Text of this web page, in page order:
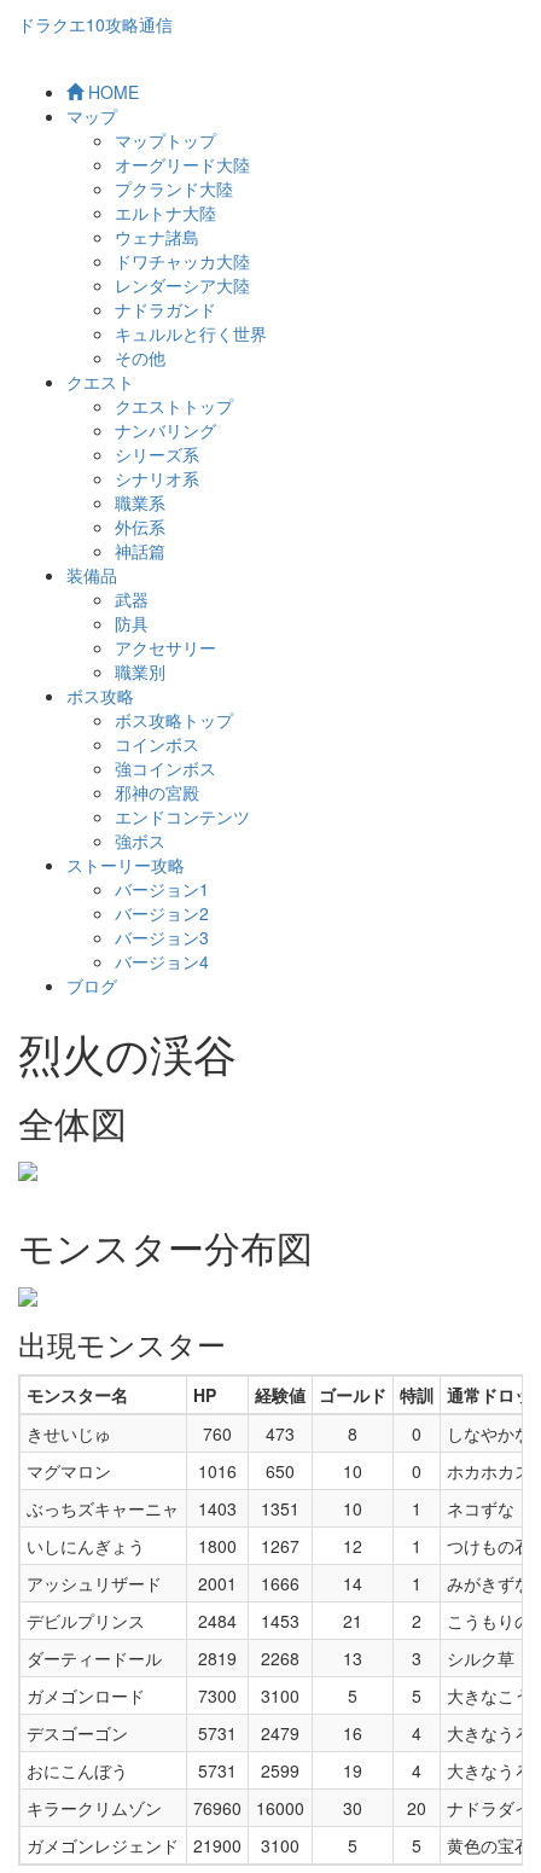
ドラクエ10攻略通信
HOME
マップ
マップトップ
オーグリード大陸
プクランド大陸
エルトナ大陸
ウェナ諸島
ドワチャッカ大陸
レンダーシア大陸
ナドラガンド
キュルルと行く世界
その他
クエスト
クエストトップ
ナンバリング
シリーズ系
シナリオ系
職業系
外伝系
神話篇
装備品
武器
防具
アクセサリー
職業別
ボス攻略
ボス攻略トップ
コインボス
強コインボス
邪神の宮殿
エンドコンテンツ
強ボス
ストーリー攻略
バージョン1
バージョン2
バージョン3
バージョン4
ブログ
烈火の渓谷
全体図
モンスター分布図
出現モンスター
モンスター名 HP 経験値 ゴールド 特訓 通常ドロッ
きせいじゅ
760 473 8 0
しなやかな
マグマロン
1016 650 10 0
ホカホカス
ぶっちズキャーニャ
1403 1351 10 1
ネコずな
いしにんぎょう
1800 1267 12 1
つけもの石
アッシュリザード
2001 1666 14 1
みがきずな
デビルプリンス
2484 1453 21 2
こうもりの
ダーティードール
2819 2268 13 3
シルク草
ガメゴンロード
7300 3100 5 5
大きなこう
デスゴーゴン
5731 2479 16 4
大きなうろ
おにこんぼう
5731 2599 19 4
大きなうろ
キラークリムゾン
76960 16000 30 20
ナドラダイ
ガメゴンレジェンド
21900 3100 5 5 黄色の宝石